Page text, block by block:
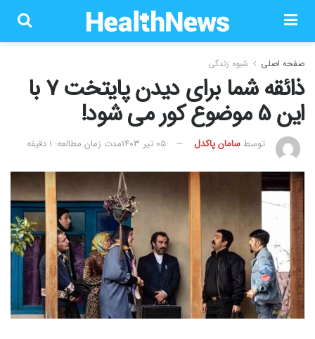
صفحه اصلی شیوه زندگی
ذائقه شما برای دیدن پایتخت 7 با
این 5 موضوع کور می شود!
توسطسامان پاکدل ۰۵ تیر ۱۴۰۳ مدت زمان مطالعه: 1 دقیقه